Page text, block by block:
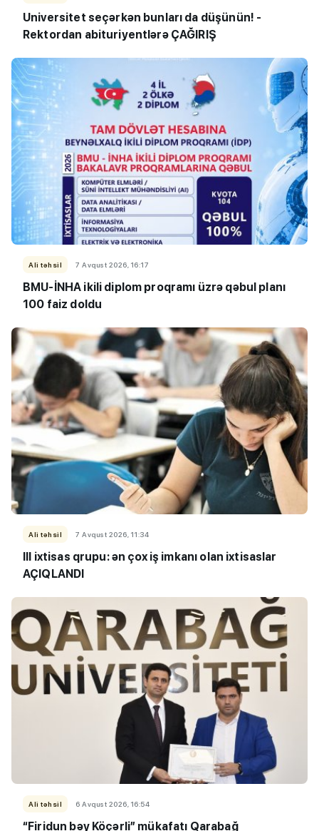
Universitet seçərkən bunları da düşünün! -
Rektordan abituriyentlərə ÇAĞIRIŞ
Ali təhsil 7 Avqust 2026, 16:17
BMU-İNHA ikili diplom proqramı üzrə qəbul planı
100 faiz doldu
Ali təhsil 7 Avqust 2026, 11:34
III ixtisas qrupu: ən çox iş imkanı olan ixtisaslar
AÇIQLANDI
Ali təhsil 6 Avqust 2026, 16:54
“Firidun bəy Köçərli” mükafatı Qarabağ